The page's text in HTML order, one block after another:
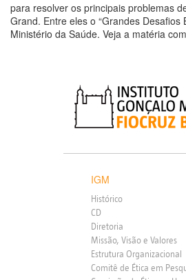
para resolver os principais problemas
Grand. Entre eles o “Grandes
Ministério da Saúde. Veja a matéria
IGM
Histórico
CD
Diretoria
Missão, Visão e Valores
Estrutura Organizacional
Comitê de Ética em